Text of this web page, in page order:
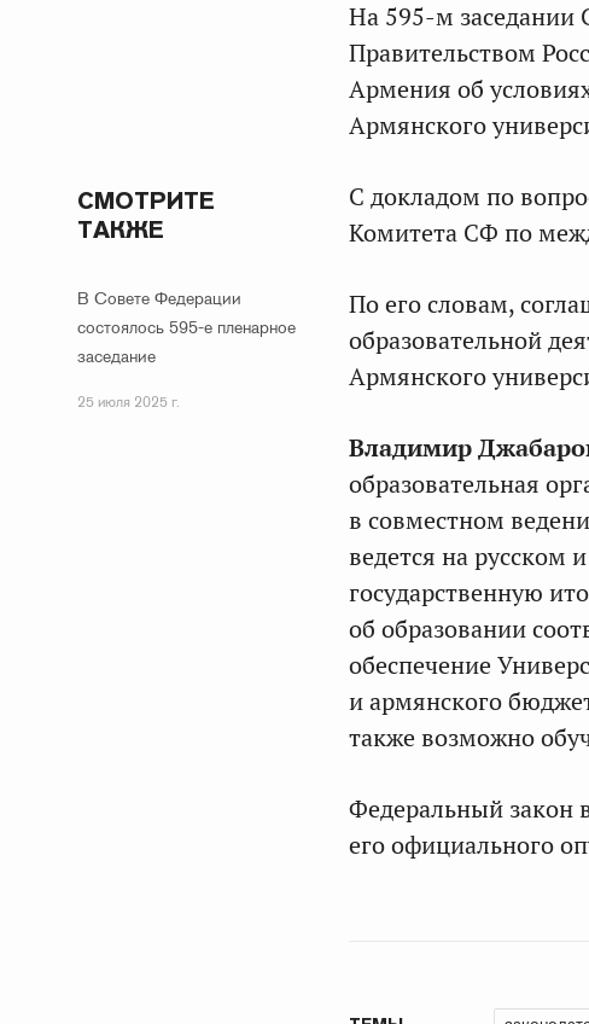
На 595-м заседании
Правительством
Армения об
Армянского
СМОТРИТЕ
ТАКЖЕ
В Совете Федерации
состоялось 595-е пленарное
заседание
25 июля 2025 г.
С докладом по
Комитета СФ по
По его словам,
образовательной
Армянского
Владимир
образовательная
в совместном
ведется на
государственную
об образовании
обеспечение
и армянского
также возможно
Федеральный закон
его официального